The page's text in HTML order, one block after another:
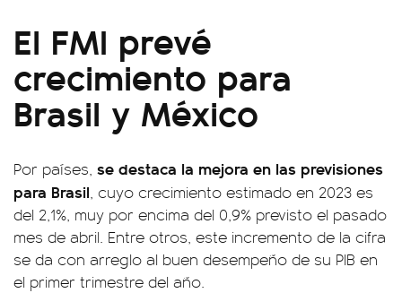
El FMI prevé
crecimiento para
Brasil y México
Por países, se destaca la mejora en las previsiones
para Brasil, cuyo crecimiento estimado en 2023 es
del 2,1%, muy por encima del 0,9% previsto el pasado
mes de abril. Entre otros, este incremento de la cifra
se da con arreglo al buen desempeño de su PIB en
el primer trimestre del año.